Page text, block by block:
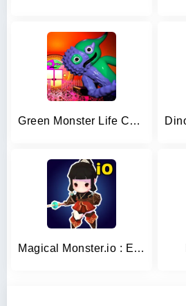
Green Monster Life Challenge 4
Magical Monster.io : Evolution